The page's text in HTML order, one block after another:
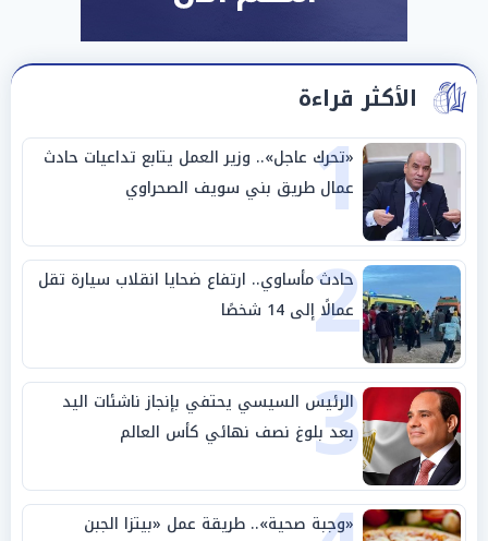
الأكثر قراءة
1
«تحرك عاجل».. وزير العمل يتابع تداعيات حادث
عمال طريق بني سويف الصحراوي
2
حادث مأساوي.. ارتفاع ضحايا انقلاب سيارة تقل
عمالًا إلى 14 شخصًا
3
الرئيس السيسي يحتفي بإنجاز ناشئات اليد
بعد بلوغ نصف نهائي كأس العالم
«وجبة صحية».. طريقة عمل «بيتزا الجبن